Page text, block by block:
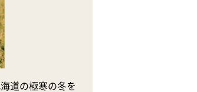
道の極寒の冬を